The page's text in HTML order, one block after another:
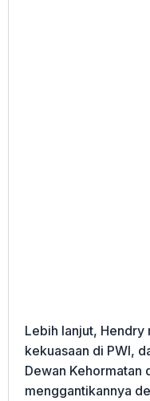
Lebih lanjut, Hendry
kekuasaan di PWI,
Dewan Kehormatan
menggantikannya